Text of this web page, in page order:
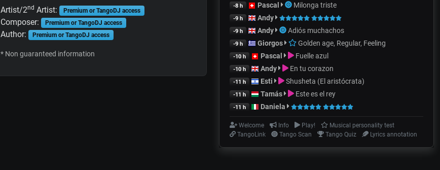
Artist/2nd Artist: Premium or TangoDJ access
Composer: Premium or TangoDJ access
Author: Premium or TangoDJ access
* Non guaranteed information
-8 h Pascal Milonga triste
-9 h Andy
-9 h Andy Adiós muchachos
-9 h Giorgos Golden age, Regular, Feeling
-10 h Pascal Fuelle azul
-10 h Andy En tu corazon
-11 h Esti Shusheta (El aristócrata)
-11 h Tamás Este es el rey
-11 h Daniela
Welcome Info Play!
Musical personality test
TangoLink
Tango Scan Tango Quiz Lyrics annotation